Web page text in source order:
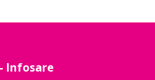
Infosare